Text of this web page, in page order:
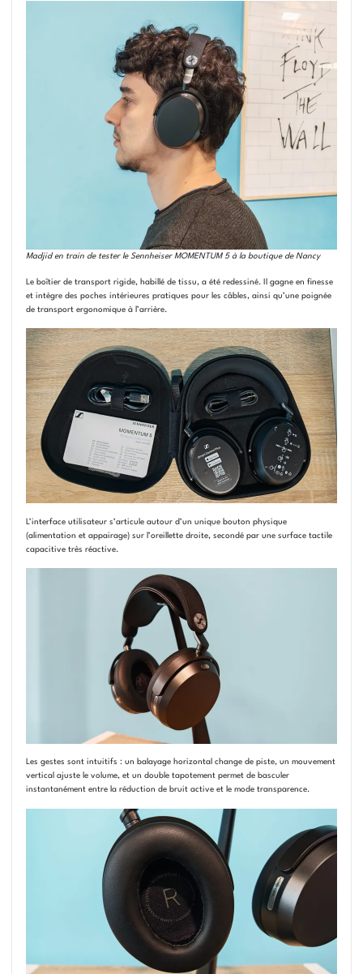
Madjid en train de tester le Sennheiser MOMENTUM 5 à la boutique de Nancy
Le boîtier de transport rigide, habillé de tissu, a été redessiné. Il gagne en finesse
et intègre des poches intérieures pratiques pour les câbles, ainsi qu’une poignée
de transport ergonomique à l’arrière.
L’interface utilisateur s’articule autour d’un unique bouton physique
(alimentation et appairage) sur l’oreillette droite, secondé par une surface tactile
capacitive très réactive.
Les gestes sont intuitifs : un balayage horizontal change de piste, un mouvement
vertical ajuste le volume, et un double tapotement permet de basculer
instantanément entre la réduction de bruit active et le mode transparence.